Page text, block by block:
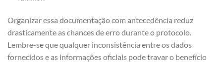
Organizar essa documentação com antecedência reduz
drasticamente as chances de erro durante o protocolo.
Lembre-se que qualquer inconsistência entre os dados
fornecidos e as informações oficiais pode travar o benefício